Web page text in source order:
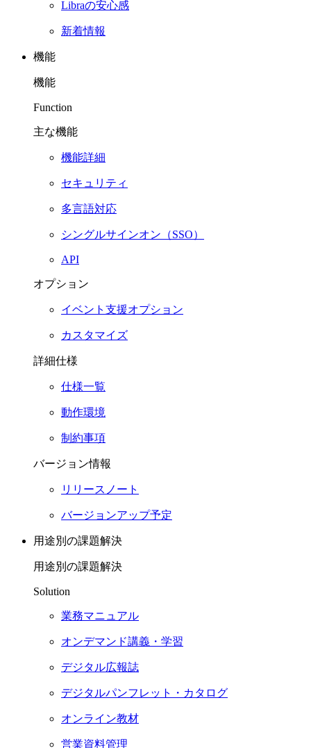
Libraの安心感
新着情報
機能
機能
Function
主な機能
機能詳細
セキュリティ
多言語対応
シングルサインオン（SSO）
API
オプション
イベント支援オプション
カスタマイズ
詳細仕様
仕様一覧
動作環境
制約事項
バージョン情報
リリースノート
バージョンアップ予定
用途別の課題解決
用途別の課題解決
Solution
業務マニュアル
オンデマンド講義・学習
デジタル広報誌
デジタルパンフレット・カタログ
オンライン教材
営業資料管理